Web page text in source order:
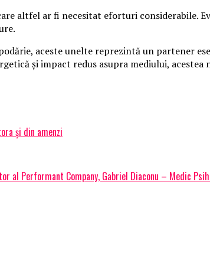
altfel ar fi necesitat eforturi considerabile.
aceste unelte reprezintă un partener
și impact redus asupra mediului, acestea
și din amenzi
al Performant Company, Gabriel Diaconu – Medic